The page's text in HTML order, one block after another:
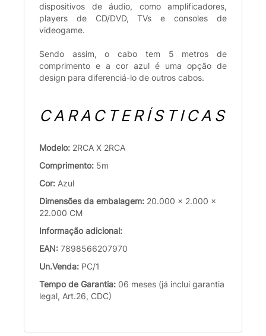
dispositivos de áudio, como amplificadores,
players de CD/DVD, TVs e consoles de
videogame.
Sendo assim, o cabo tem 5 metros de
comprimento e a cor azul é uma opção de
design para diferenciá-lo de outros cabos.
CARACTERÍSTICAS
Modelo: 2RCA X 2RCA
Comprimento: 5m
Cor: Azul
Dimensões da embalagem: 20.000 x 2.000 x
22.000 CM
Informação adicional:
EAN: 7898566207970
Un.Venda: PC/1
Tempo de Garantia: 06 meses (já inclui garantia
legal, Art.26, CDC)